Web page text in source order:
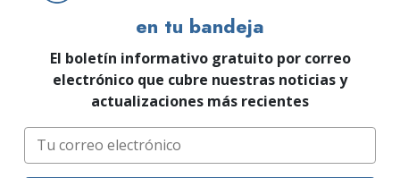
en tu bandeja
El boletín informativo gratuito por correo
electrónico que cubre nuestras noticias y
actualizaciones más recientes